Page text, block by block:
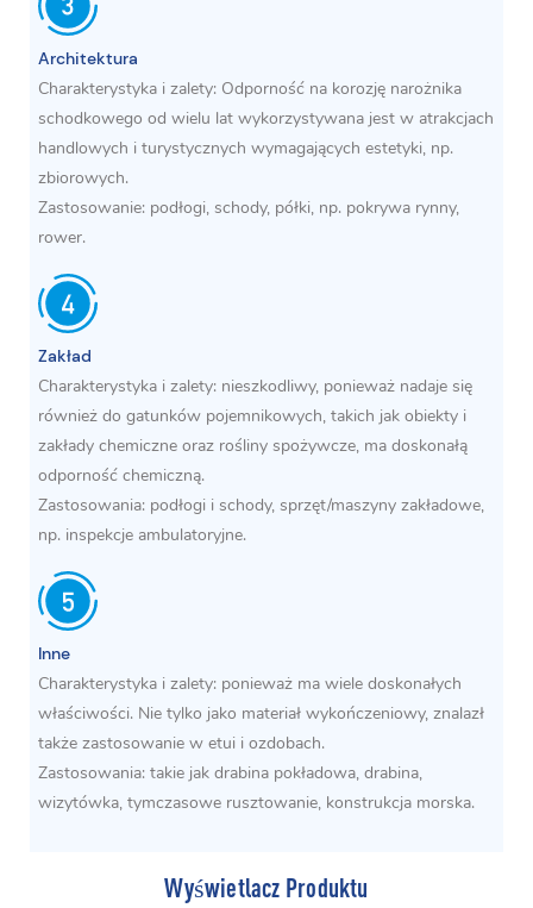
Architektura
Charakterystyka i zalety: Odporność na korozję narożnika
schodkowego od wielu lat wykorzystywana jest w atrakcjach
handlowych i turystycznych wymagających estetyki, np.
zbiorowych.
Zastosowanie: podłogi, schody, półki, np. pokrywa rynny,
rower.
Zakład
Charakterystyka i zalety: nieszkodliwy, ponieważ nadaje się
również do gatunków pojemnikowych, takich jak obiekty i
zakłady chemiczne oraz rośliny spożywcze, ma doskonałą
odporność chemiczną.
Zastosowania: podłogi i schody, sprzęt/maszyny zakładowe,
np. inspekcje ambulatoryjne.
Inne
Charakterystyka i zalety: ponieważ ma wiele doskonałych
właściwości. Nie tylko jako materiał wykończeniowy, znalazł
także zastosowanie w etui i ozdobach.
Zastosowania: takie jak drabina pokładowa, drabina,
wizytówka, tymczasowe rusztowanie, konstrukcja morska.
Wyświetlacz Produktu